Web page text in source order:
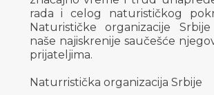
rada i celog naturističkog
Naturističke organizacije Srbije
naše najiskrenije saučešće
prijateljima.
Naturristička organizacija Srbije